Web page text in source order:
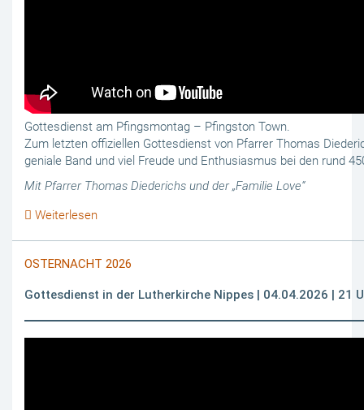
Gottesdienst am Pfingsmontag – Pfingston Town.
Zum letzten offiziellen Gottesdienst von Pfarrer Thomas
geniale Band und viel Freude und Enthusiasmus bei den rund
Mit Pfarrer Thomas Diederichs und der „Familie Love“
Weiterlesen
OSTERNACHT 2026
Gottesdienst in der Lutherkirche Nippes | 04.04.2026 | 21